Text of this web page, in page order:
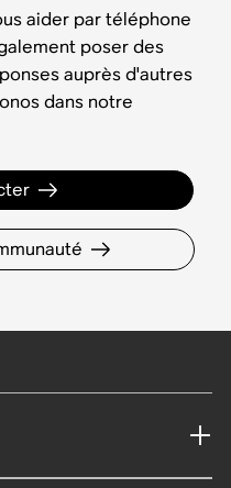
aider par téléphone
poser des
auprès d'autres
dans notre